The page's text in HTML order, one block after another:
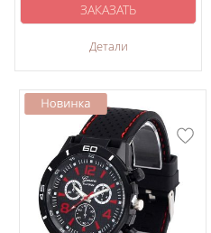
Детали
ЗАКАЗАТЬ